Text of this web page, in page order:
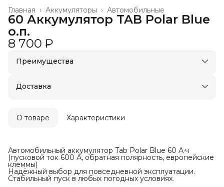
Автомобильные
Аккумуляторы ›
Главная ›
60 Аккумулятор TAB Polar Blue
о.п.
8 700 ₽
Преимущества
Доставка в пункты выдачи или до двери
Доставка
О товаре Характеристики
Автомобильный аккумулятор Tab Polar Blue 60 А·ч
(пусковой ток 600 А, обратная полярность, европейские
клеммы)
Надёжный выбор для повседневной эксплуатации.
Стабильный пуск в любых погодных условиях.